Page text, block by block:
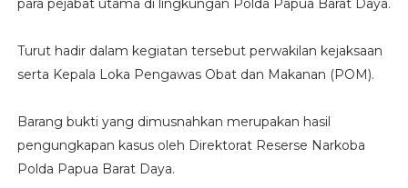
para pejabat utama di lingkungan Polda Papua Barat Daya.
Turut hadir dalam kegiatan tersebut perwakilan kejaksaan
serta Kepala Loka Pengawas Obat dan Makanan (POM).
Barang bukti yang dimusnahkan merupakan hasil
pengungkapan kasus oleh Direktorat Reserse Narkoba
Polda Papua Barat Daya.